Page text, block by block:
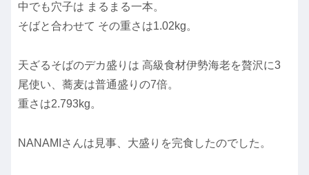
中でも穴子は まるまる一本。
そばと合わせて その重さは1.02kg。
天ざるそばのデカ盛りは 高級食材伊勢海老を贅沢に3
尾使い、蕎麦は普通盛りの7倍。
重さは2.793kg。
NANAMIさんは見事、大盛りを完食したのでした。